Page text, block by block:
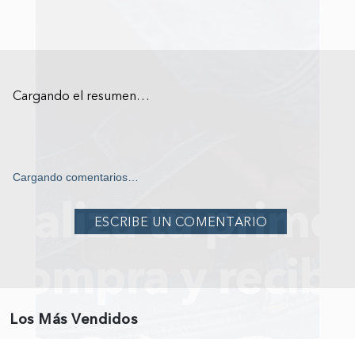
Cargando el resumen…
Cargando comentarios…
Los Más Vendidos